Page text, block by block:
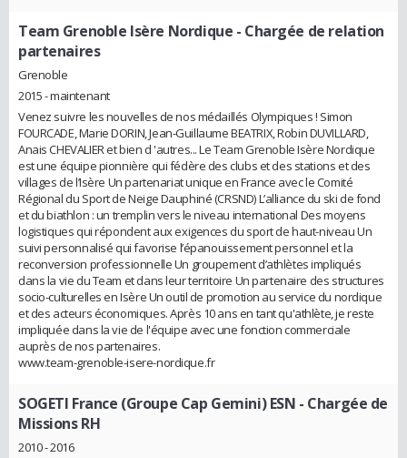
Team Grenoble Isère Nordique - Chargée de relation
partenaires
Grenoble
2015 - maintenant
Venez suivre les nouvelles de nos médaillés Olympiques ! Simon
FOURCADE, Marie DORIN, Jean-Guillaume BEATRIX, Robin DUVILLARD,
Anais CHEVALIER et bien d 'autres... Le Team Grenoble Isère Nordique
est une équipe pionnière qui fédère des clubs et des stations et des
villages de l’Isère Un partenariat unique en France avec le Comité
Régional du Sport de Neige Dauphiné (CRSND) L’alliance du ski de fond
et du biathlon : un tremplin vers le niveau international Des moyens
logistiques qui répondent aux exigences du sport de haut-niveau Un
suivi personnalisé qui favorise l’épanouissement personnel et la
reconversion professionnelle Un groupement d’athlètes impliqués
dans la vie du Team et dans leur territoire Un partenaire des structures
socio-culturelles en Isère Un outil de promotion au service du nordique
et des acteurs économiques. Après 10 ans en tant qu'athlète, je reste
impliquée dans la vie de l'équipe avec une fonction commerciale
auprès de nos partenaires.
www.team-grenoble-isere-nordique.fr
SOGETI France (Groupe Cap Gemini) ESN - Chargée de
Missions RH
2010 - 2016